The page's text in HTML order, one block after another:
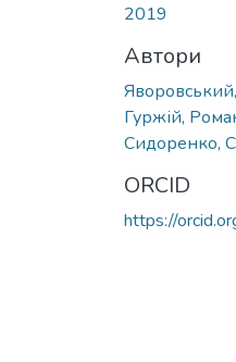
2019
Автори
Гуржій,
Сидоренко,
ORCID
https://